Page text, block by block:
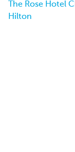
The Rose Hotel
Hilton